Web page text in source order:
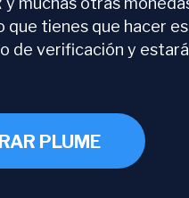
que tienes que hacer
de verificación y
PLUME